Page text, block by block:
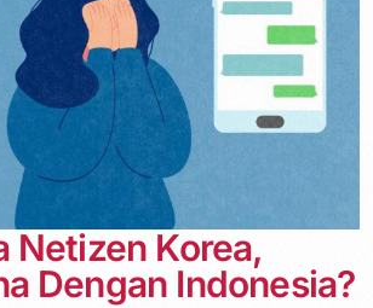
Netizen Korea,
Dengan Indonesia?